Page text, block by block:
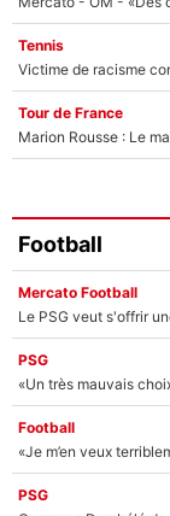
Tennis
Tour de France
Marion Rousse : Le
Football
Mercato Football
PSG
Football
PSG